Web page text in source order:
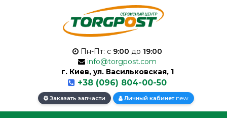
Пн-Пт: с 9:00 до 19:00
info@torgpost.com
г. Киев, ул. Васильковская, 1
+38 (096) 804-00-50
Заказать запчасти Личный кабинет new